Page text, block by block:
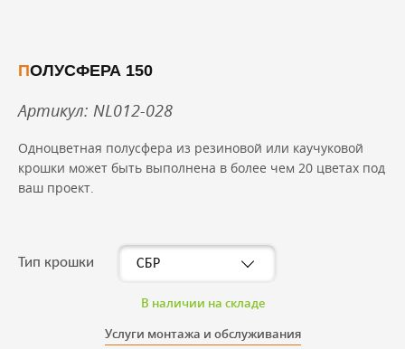
ПОЛУСФЕРА 150
Артикул: NL012-028
Одноцветная полусфера из резиновой или каучуковой
крошки может быть выполнена в более чем 20 цветах под
ваш проект.
Тип крошки
В наличии на складе
Услуги монтажа и обслуживания